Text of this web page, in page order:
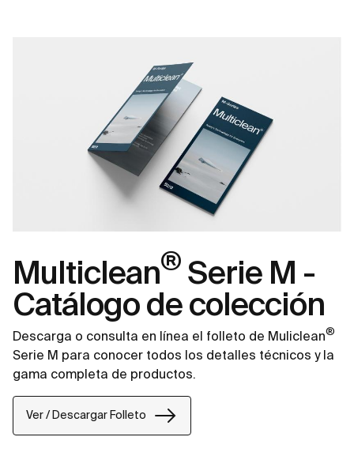
Multiclean® Serie M -
Catálogo de colección
Descarga o consulta en línea el folleto de Muliclean®
Serie M para conocer todos los detalles técnicos y la
gama completa de productos.
Ver / Descargar Folleto